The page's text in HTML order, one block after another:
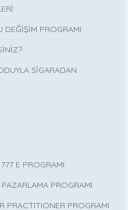
DEĞİŞİM PROGRAMI
SİGARADAN
E PROGRAMI
PROGRAMI
PRACTITIONER PROGRAMI